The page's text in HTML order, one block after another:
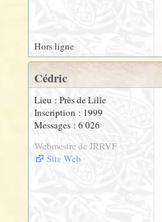
Hors ligne
Cédric
Lieu : Près de Lille
Inscription : 1999
Messages : 6 026
Webmestre de JRRVF
Site Web